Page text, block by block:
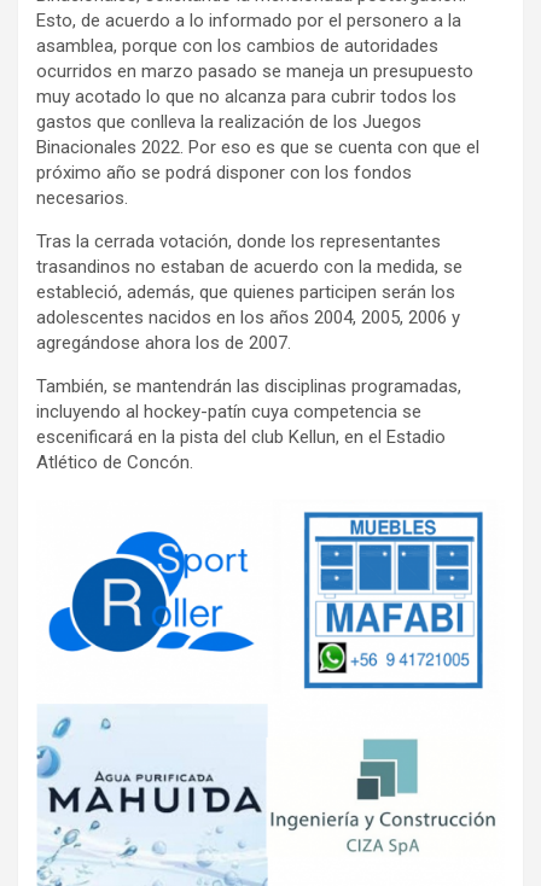
Esto, de acuerdo a lo informado por el personero a la
asamblea, porque con los cambios de autoridades
ocurridos en marzo pasado se maneja un presupuesto
muy acotado lo que no alcanza para cubrir todos los
gastos que conlleva la realización de los Juegos
Binacionales 2022. Por eso es que se cuenta con que el
próximo año se podrá disponer con los fondos
necesarios.
Tras la cerrada votación, donde los representantes
trasandinos no estaban de acuerdo con la medida, se
estableció, además, que quienes participen serán los
adolescentes nacidos en los años 2004, 2005, 2006 y
agregándose ahora los de 2007.
También, se mantendrán las disciplinas programadas,
incluyendo al hockey-patín cuya competencia se
escenificará en la pista del club Kellun, en el Estadio
Atlético de Concón.